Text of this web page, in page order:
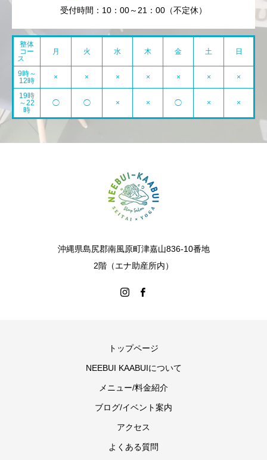
受付時間：10：00～21：00（不定休）
整体
コー
ス
月 火 水 木 金 土 日
9時～
12時
× × × × × × ×
19時
～22
時
◯ ◯ × × ◯ × ×
沖縄県島尻郡南風原町津嘉山836-10番地
2階（エナ助産所内）
トップページ
NEEBUI KAABUIについて
メニュー/料金紹介
ブログ/イベント案内
アクセス
よくある質問